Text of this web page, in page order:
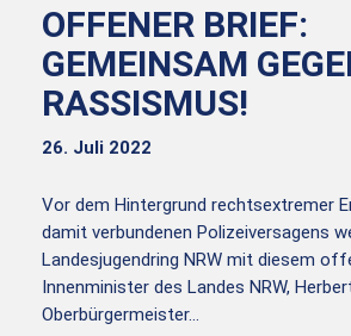
OFFENER BRIEF:
GEMEINSAM
RASSISMUS!​​​​​​​​
26. Juli 2022
Vor dem Hintergrund rechtsextremer
damit verbundenen Polizeiversagens
Landesjugendring NRW mit diesem
Innenminister des Landes NRW,
Oberbürgermeister…